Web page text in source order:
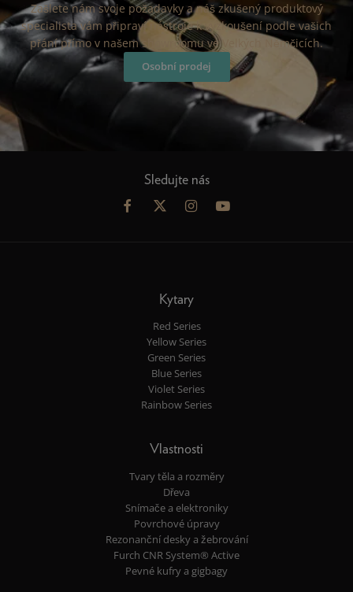
Zašlete nám svoje požadavky a náš zkušený produktový
specialista vám připraví nástroje k vyzkoušení podle vašich
přání přímo v našem showroomu ve Velkých Němčicích.
Osobní prodej
Sledujte nás
Kytary
Red Series
Yellow Series
Green Series
Blue Series
Violet Series
Rainbow Series
Vlastnosti
Tvary těla a rozměry
Dřeva
Snímače a elektroniky
Povrchové úpravy
Rezonanční desky a žebrování
Furch CNR System® Active
Pevné kufry a gigbagy